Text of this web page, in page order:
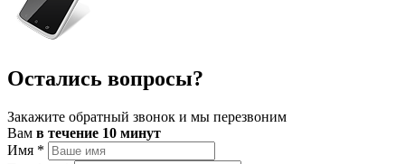
Остались вопросы?
Закажите обратный звонок и мы перезвоним
Вам в течение 10 минут
Имя *